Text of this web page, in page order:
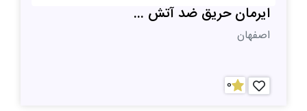
ایرمان حریق ضد آتش ...
اصفهان
0